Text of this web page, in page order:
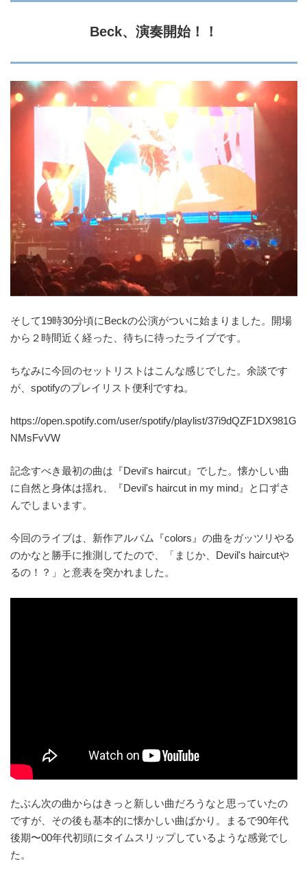
Beck、演奏開始！！
そして19時30分頃にBeckの公演がついに始まりました。開場
から２時間近く経った、待ちに待ったライブです。
ちなみに今回のセットリストはこんな感じでした。余談です
が、spotifyのプレイリスト便利ですね。
https://open.spotify.com/user/spotify/playlist/37i9dQZF1DX981G
NMsFvVW
記念すべき最初の曲は『Devil's haircut』でした。懐かしい曲
に自然と身体は揺れ、『Devil's haircut in my mind』と口ずさ
んでしまいます。
今回のライブは、新作アルバム『colors』の曲をガッツリやる
のかなと勝手に推測してたので、「まじか、Devil's haircutや
るの！？」と意表を突かれました。
たぶん次の曲からはきっと新しい曲だろうなと思っていたの
ですが、その後も基本的に懐かしい曲ばかり。まるで90年代
後期〜00年代初頭にタイムスリップしているような感覚でし
た。